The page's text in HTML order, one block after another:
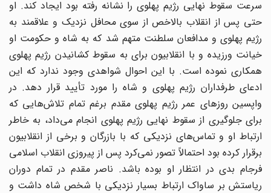
سرعت سقوط نهایی رژیم پهلوی را نشانه رفته بود ایجاد کند. او
حتی پس از انقلاب بالاخص از سوی محافل نزدیک و علاقمند به
رژیم پهلوی و مدافعان سلطنت متهم شد که به شاه و حکومت او
خیانت ورزیده و با انقلابیون برای به سقوط کشانیدن رژیم پهلوی
همکاری نموده است. با این احوال شواهدی وجود ندارد که این
ادعای طرفداران رژیم پهلوی و شاه را مورد تأیید قرار دهد. در
واپسین روزهای عمر رژیم پهلوی مقدم برغم تمام تلاش‌هایی که
برای جلوگیری از سقوط نهایی رژیم پهلوی انجام می‌داد، به خاطر
ارتباط او و تماس‌های نزدیکی که با بازرگان و برخی از انقلابیون
برقرار کرده بود احتمالاً تصور نمی‌کرد پس از پیروزی انقلاب اسلامی
فرجام بدی در انتظار او بوده باشد. ناصر مقدم در تمام دوران
ریاستش بر ساواک ارتباط بسیار نزدیکی با شخص شاه داشت و